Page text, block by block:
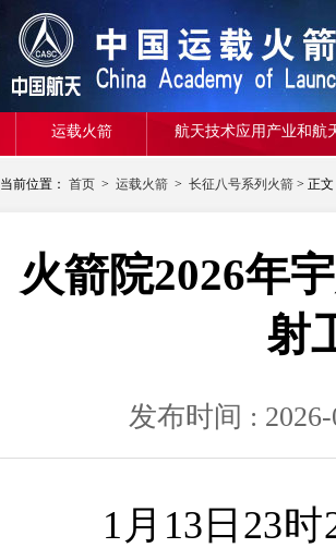
运载火箭 航天技术应用产业和航
当前位置： 首页 > 运载火箭 > 长征八号系列火箭 > 正文
火箭院2026年
射
发布时间 :
1月13日23时